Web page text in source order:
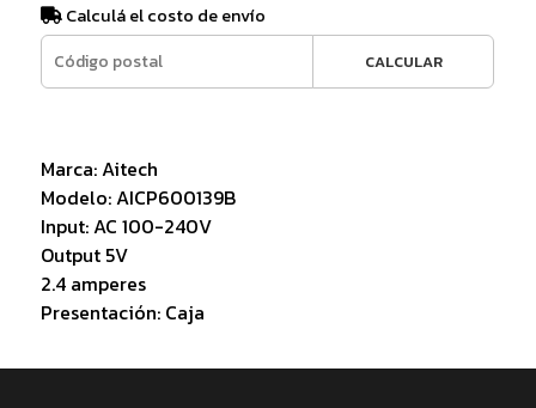
Calculá el costo de envío
CALCULAR
Marca: Aitech
Modelo: AICP600139B
Input: AC 100-240V
Output 5V
2.4 amperes
Presentación: Caja